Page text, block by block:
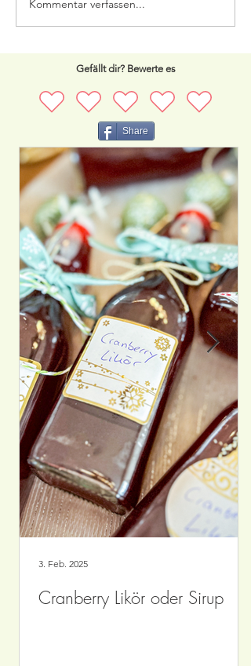
Kommentar verfassen...
Gefällt dir? Bewerte es
Share
Cranberry Likör oder Sirup
3. Feb. 2025